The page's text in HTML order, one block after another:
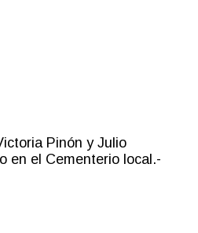
Pinón y Julio
en el Cementerio local.-